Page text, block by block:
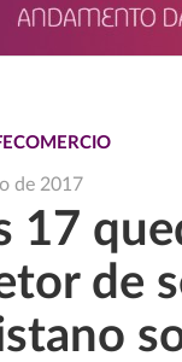
de 2017
17
de